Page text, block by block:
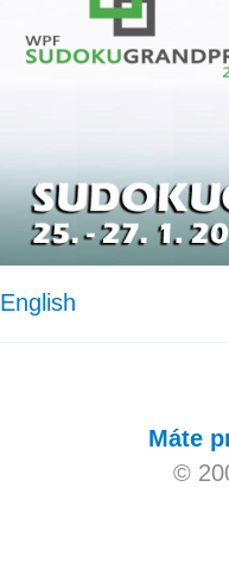
English
Máte
©